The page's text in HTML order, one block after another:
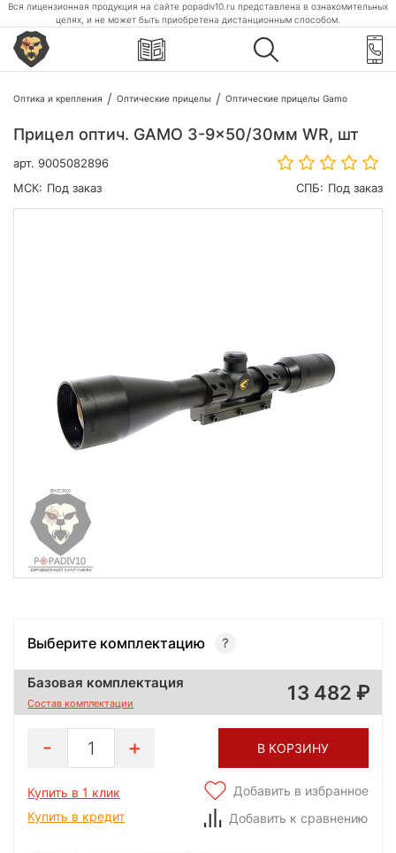
Вся лицензионная продукция на сайте popadiv10.ru представлена в ознакомительных
целях, и не может быть приобретена дистанционным способом.
Оптика и крепления Оптические прицелы Оптические прицелы Gamo
Прицел оптич. GAMO 3-9x50/30мм WR, шт
арт. 9005082896
МСК: Под заказ СПБ: Под заказ
Выберите комплектацию
Базовая комплектация
Состав комплектации 13 482
1 В КОРЗИНУ
Купить в 1 клик
Купить в кредит
Добавить в избранное
Добавить к сравнению